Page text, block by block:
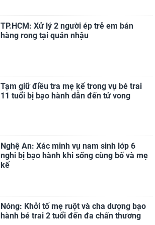
TP.HCM: Xử lý 2 người ép trẻ em bán
hàng rong tại quán nhậu
Tạm giữ điều tra mẹ kế trong vụ bé trai
11 tuổi bị bạo hành dẫn đến tử vong
Nghệ An: Xác minh vụ nam sinh lớp 6
nghi bị bạo hành khi sống cùng bố và mẹ
kế
Nóng: Khởi tố mẹ ruột và cha dượng bạo
hành bé trai 2 tuổi đến đa chấn thương